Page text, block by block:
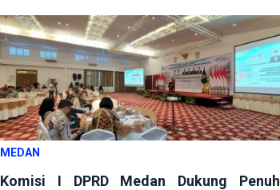
MEDAN
Komisi I DPRD Medan Dukung Penuh